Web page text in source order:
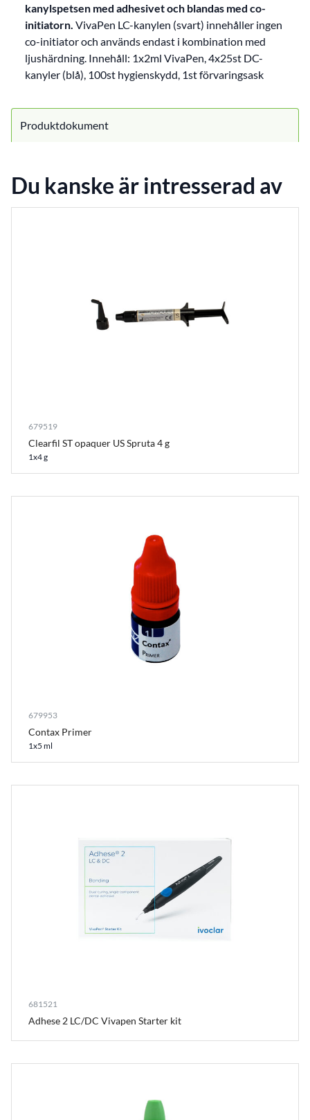
kanylspetsen med adhesivet och blandas med co-
initiatorn. VivaPen LC-kanylen (svart) innehåller ingen
co-initiator och används endast i kombination med
ljushärdning. Innehåll: 1x2ml VivaPen, 4x25st DC-
kanyler (blå), 100st hygienskydd, 1st förvaringsask
Produktdokument
Du kanske är intresserad av
679519
Clearfil ST opaquer US Spruta 4 g
1x4 g
679953
Contax Primer
1x5 ml
681521
Adhese 2 LC/DC Vivapen Starter kit